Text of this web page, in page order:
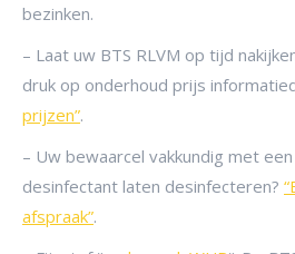
bezinken.
– Laat uw BTS RLVM op tijd
druk op onderhoud prijs
prijzen”.
– Uw bewaarcel vakkundig met
desinfectant laten desinfecteren?
afspraak”.